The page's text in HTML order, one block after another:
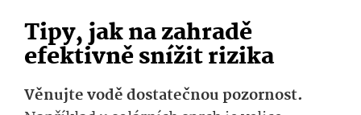
Tipy, jak na zahradě
efektivně snížit rizika
Věnujte vodě dostatečnou pozornost.